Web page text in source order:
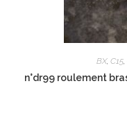
BX, C15,
n°dr99 roulement